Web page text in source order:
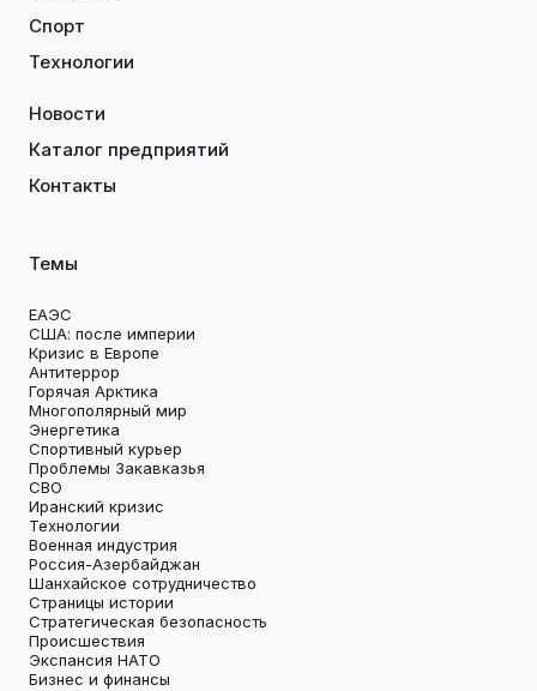
Спорт
Технологии
Новости
Каталог предприятий
Контакты
Темы
ЕАЭС
США: после империи
Кризис в Европе
Антитеррор
Горячая Арктика
Многополярный мир
Энергетика
Спортивный курьер
Проблемы Закавказья
СВО
Иранский кризис
Технологии
Военная индустрия
Россия-Азербайджан
Шанхайское сотрудничество
Страницы истории
Стратегическая безопасность
Происшествия
Экспансия НАТО
Бизнес и финансы